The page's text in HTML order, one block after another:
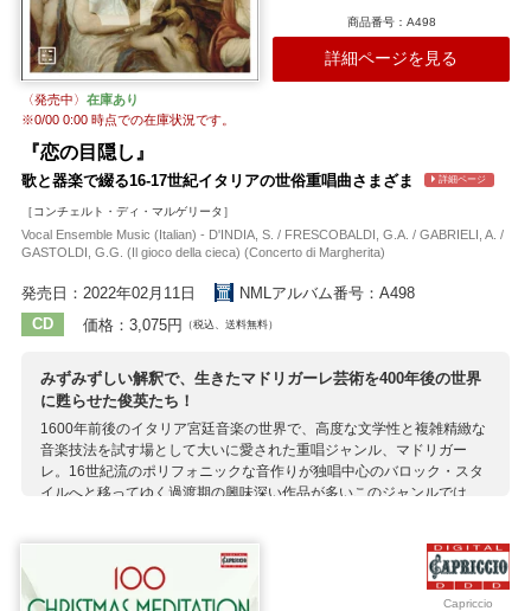
収録作曲家：
モンテヴェルディ
ジョスカン ムートン デ・ローレ
ロッシ
G.ガブリエリ
リガッティ A.ガブリエリ
インジェニェーリ
ヴェルト
商品番号：A498
詳細ページを見る
〈発売中〉 在庫あり
※0/00 0:00時点での在庫状況です。
『恋の目隠し』
歌と器楽で綴る16-17世紀イタリアの世俗重唱曲さまざま 詳細ページ
［コンチェルト・ディ・マルゲリータ］
Vocal Ensemble Music (Italian) - D'INDIA, S. / FRESCOBALDI, G.A. / GABRIELI, A. /
GASTOLDI, G.G. (Il gioco della cieca) (Concerto di Margherita)
発売日：2022年02月11日
NMLアルバム番号：A498
CD
価格：3,075円 （税込、送料無料）
みずみずしい解釈で、生きたマドリガーレ芸術を400年後の世界
に甦らせた俊英たち！
1600年前後のイタリア宮廷音楽の世界で、高度な文学性と複雑精緻な
音楽技法を試す場として大いに愛された重唱ジャンル、マドリガー
レ。16世紀流のポリフォニックな音作りが独唱中心のバロック・スタ
イルへと移ってゆく過渡期の興味深い作品が多いこのジャンルでは、
が、その真相を妥協なく追求しながら時代の変化を追った充実のアル
バムがARCANAから登場しました。 すぐれた古楽奏者が集うバーゼ
ル・スコラ・カントルム出身の俊才たちによるコンチェルト・ディ・
Capriccio